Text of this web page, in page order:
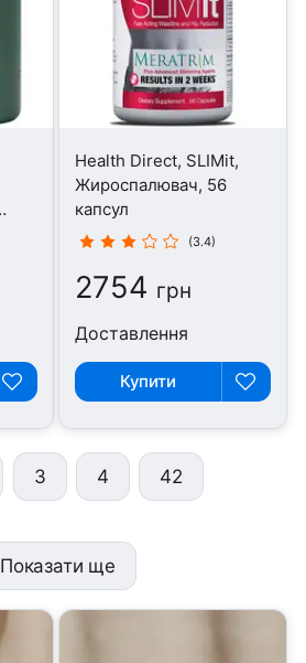
Health Direct, SLIMit,
Жироспалювач, 56
капсул
(3.4)
2754 грн
Доставлення
Купити
3 4 42
Показати ще